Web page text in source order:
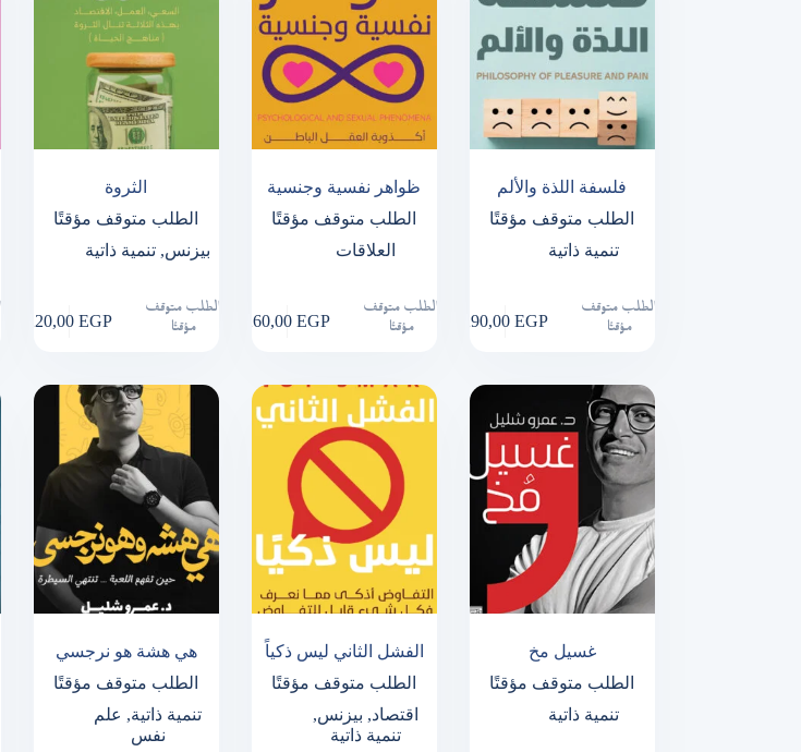
الثروة
الطلب متوقف مؤقتًا
بيزنس, تنمية ذاتية
220,00 EGP
الطلب متوقف
مؤقتًا
ظواهر نفسية وجنسية
الطلب متوقف مؤقتًا
العلاقات
260,00 EGP
الطلب متوقف
مؤقتًا
فلسفة اللذة والألم
الطلب متوقف مؤقتًا
تنمية ذاتية
290,00 EGP
الطلب متوقف
مؤقتًا
هي هشة هو نرجسي
الطلب متوقف مؤقتًا
تنمية ذاتية, علم
نفس
الفشل الثاني ليس ذكياً
الطلب متوقف مؤقتًا
اقتصاد, بيزنس,
تنمية ذاتية
غسيل مخ
الطلب متوقف مؤقتًا
تنمية ذاتية